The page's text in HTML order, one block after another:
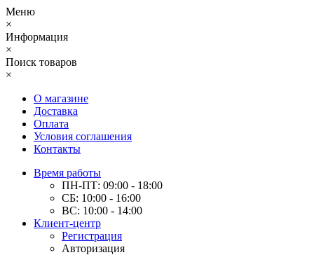
Меню
×
Информация
×
Поиск товаров
×
О магазине
Доставка
Оплата
Условия соглашения
Контакты
Время работы
ПН-ПТ: 09:00 - 18:00
СБ: 10:00 - 16:00
ВС: 10:00 - 14:00
Клиент-центр
Регистрация
Авторизация